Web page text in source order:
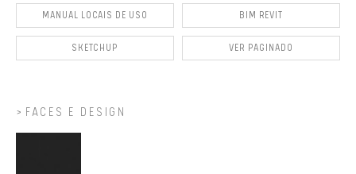
MANUAL LOCAIS DE USO BIM REVIT
SKETCHUP VER PAGINADO
FACES E DESIGN